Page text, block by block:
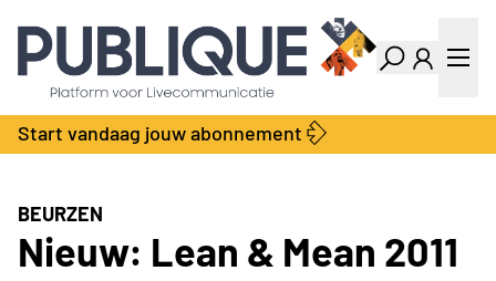
Industry Dashboard
Vacatures
Kalender
Producten
Bedrijvengids
Locatie Finder
Contact
Adverteren
Start vandaag jouw abonnement
BEURZEN
Nieuw: Lean & Mean 2011